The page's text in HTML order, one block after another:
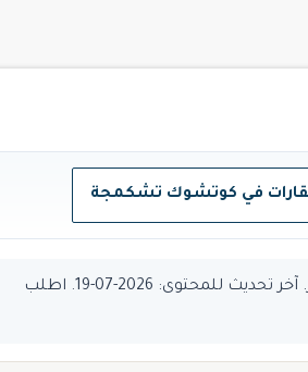
في كوتشوك تشكمجة
يُفضّل تأكيد السعر والتوفر قبل اتخاذ القرار. آخر تحديث للمحتوى: 2026-07-19. اطلب